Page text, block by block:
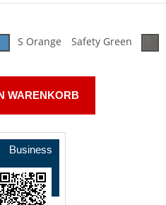
S Orange Safety Green
WARENKORB